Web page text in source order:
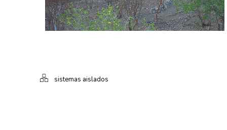
sistemas aislados